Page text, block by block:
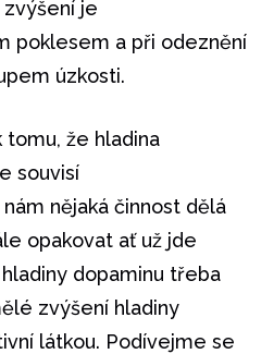
je
poklesem a při odeznění
úzkosti.
že hladina
souvisí
nějaká činnost dělá
opakovat ať už jde
dopaminu třeba
zvýšení hladiny
látkou. Podívejme se